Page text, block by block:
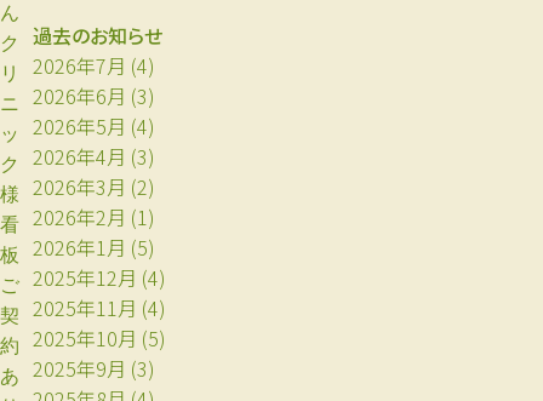
ん
ク
リ
ニ
ッ
ク
様
看
板
ご
契
約
あ
過去のお知らせ
2026年7月 (4)
2026年6月 (3)
2026年5月 (4)
2026年4月 (3)
2026年3月 (2)
2026年2月 (1)
2026年1月 (5)
2025年12月 (4)
2025年11月 (4)
2025年10月 (5)
2025年9月 (3)